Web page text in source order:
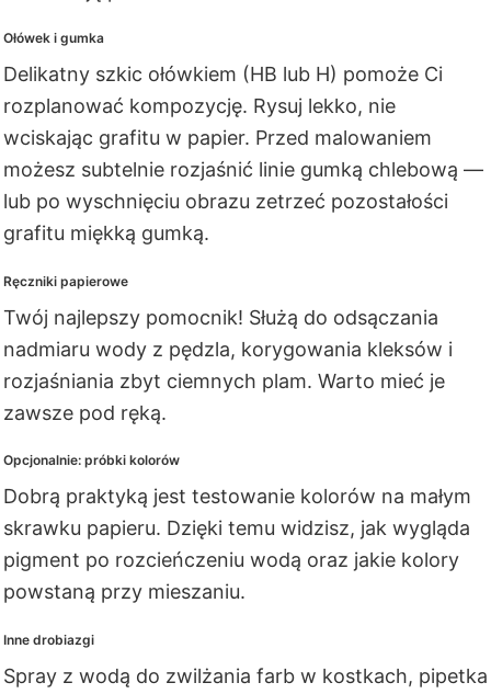
Ołówek i gumka
Delikatny szkic ołówkiem (HB lub H) pomoże Ci
rozplanować kompozycję. Rysuj lekko, nie
wciskając grafitu w papier. Przed malowaniem
możesz subtelnie rozjaśnić linie gumką chlebową —
lub po wyschnięciu obrazu zetrzeć pozostałości
grafitu miękką gumką.
Ręczniki papierowe
Twój najlepszy pomocnik! Służą do odsączania
nadmiaru wody z pędzla, korygowania kleksów i
rozjaśniania zbyt ciemnych plam. Warto mieć je
zawsze pod ręką.
Opcjonalnie: próbki kolorów
Dobrą praktyką jest testowanie kolorów na małym
skrawku papieru. Dzięki temu widzisz, jak wygląda
pigment po rozcieńczeniu wodą oraz jakie kolory
powstaną przy mieszaniu.
Inne drobiazgi
Spray z wodą do zwilżania farb w kostkach, pipetka